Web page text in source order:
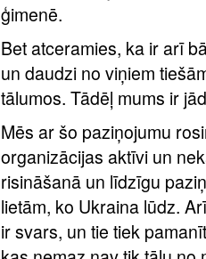
ģimenē.
Bet atceramies, ka ir arī
un daudzi no viņiem
tālumos. Tādēļ mums ir
Mēs ar šo paziņojumu
organizācijas aktīvi un
risināšanā un līdzīgu
lietām, ko Ukraina lūdz.
ir svars, un tie tiek